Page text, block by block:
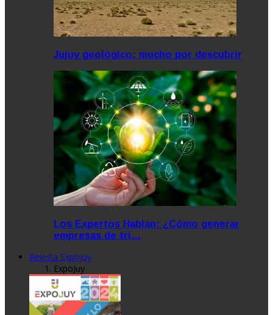
Jujuy geológico: mucho por descubrir
Los Expertos Hablan: ¿Cómo generar
empresas de tri…
Revista ExpoJuy
ExpoJuy